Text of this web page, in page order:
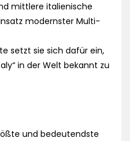
mittlere italienische
modernster Multi-
setzt sie sich dafür ein,
in der Welt bekannt zu
und bedeutendste